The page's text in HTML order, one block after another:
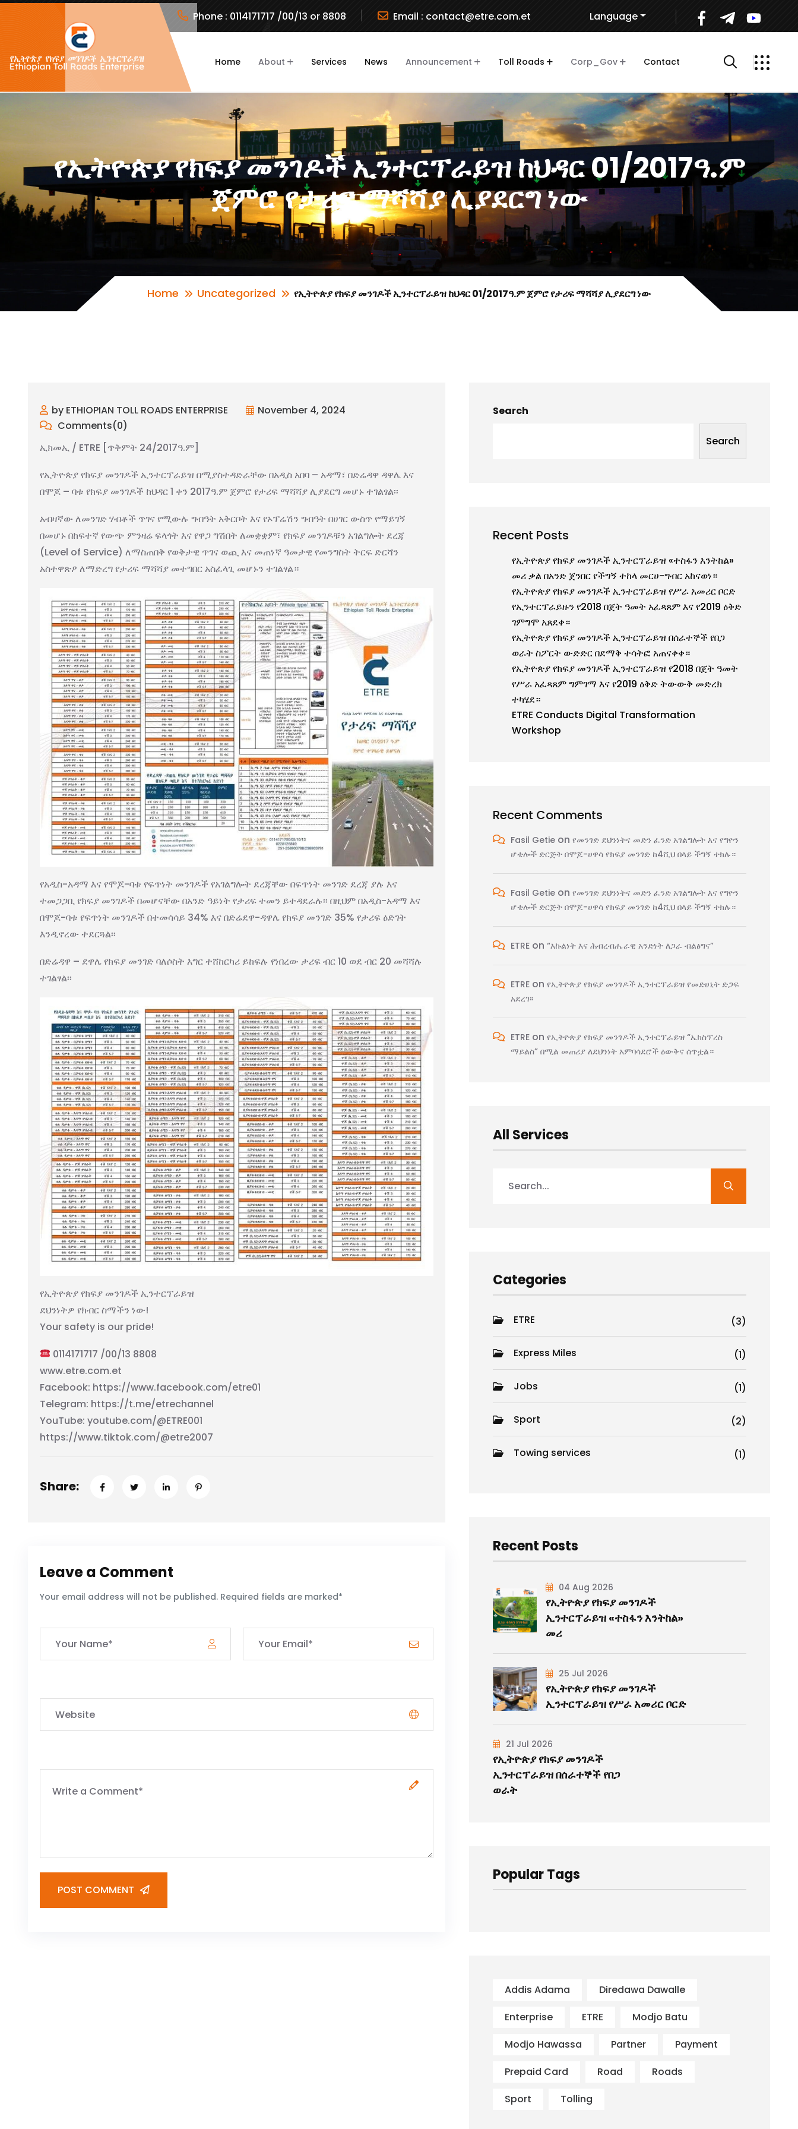
Phone : 0114171717 /00/13 or 8808 Email : contact@etre.com.et Language
Home About Services News Announcement Toll Roads Corp_Gov Contact
የኢትዮጵያ የክፍያ መንገዶች ኢንተርፕራይዝ ከህዳር 01/2017ዓ.ም
ጀምሮ የታሪፍ ማሻሻያ ሊያደርግ ነው
Home Uncategorized የኢትዮጵያ የክፍያ መንገዶች ኢንተርፕራይዝ ከህዳር 01/2017ዓ.ም ጀምሮ የታሪፍ ማሻሻያ ሊያደርግ ነው
by ETHIOPIAN TOLL ROADS ENTERPRISE
November 4, 2024
Comments(0)
ኢክመኢ / ETRE [ጥቅምት 24/2017ዓ.ም]
የኢትዮጵያ የክፍያ መንገዶች ኢንተርፕራይዝ በሚያስተዳድራቸው በአዲስ አበባ – አዳማ፣ በድሬዳዋ ዳዋሌ እና
በሞጆ – ባቱ የክፍያ መንገዶች ከህዳር 1 ቀን 2017ዓ.ም ጀምሮ የታሪፍ ማሻሻያ ሊያደርግ መሆኑ ተገልፃል፡፡
አብዛኛው ለመንገድ ሃብቶች ጥገና የሚውሉ ግብዓት አቅርቦት እና የኦፕሬሽን ግብዓት በሀገር ውስጥ የማይገኝ
በመሆኑ በከፍተኛ የውጭ ምንዛሬ ፍላጎት እና የዋጋ ግሽበት ለመቋቋም፣ የክፍያ መንገዶቹን አገልግሎት ደረጃ
(Level of Service) ለማስጠበቅ የወቅታዊ ጥገና ወጪ እና መጠነኛ ዓመታዊ የመንግስት ትርፍ ድርሻን
አስተዋጽዖ ለማድረግ የታሪፍ ማሻሻያ መተግበር አስፈላጊ መሆኑን ተገልፃል።
የአዲስ-አዳማ እና የሞጆ-ባቱ የፍጥነት መንገዶች የአገልግሎት ደረጃቸው በፍጥነት መንገድ ደረጃ ያሉ እና
ተመጋጋቢ የክፍያ መንገዶች በመሆናቸው በአንድ ዓይነት የታሪፍ ተመን ይተዳደራሉ፡፡ በዚህም በአዲስ-አዳማ እና
በሞጆ-ባቱ የፍጥነት መንገዶች በተመሳሳይ 34% እና በድሬደዋ-ዳዋሌ የክፍያ መንገድ 35% የታሪፍ ዕድገት
እንዲኖረው ተደርጓል፡፡
በድሬዳዋ – ደዋሌ የክፍያ መንገድ ባለሶስት እግር ተሸከርካሪ ይከፍሉ የነበረው ታሪፍ ብር 10 ወደ ብር 20 መሻሻሉ
ተገልፃል፡፡
የኢትዮጵያ የክፍያ መንገዶች ኢንተርፕራይዝ
ደህንነትዎ የክብር ስማችን ነው!
Your safety is our pride!
0114171717 /00/13 8808
www.etre.com.et
Facebook: https://www.facebook.com/etre01
Telegram: https://t.me/etrechannel
YouTube: youtube.com/@ETRE001
https://www.tiktok.com/@etre2007
Share:
Leave a Comment
Your email address will not be published. Required fields are marked*
POST COMMENT
Search
Search
Recent Posts
የኢትዮጵያ የክፍያ መንገዶች ኢንተርፕራይዝ «ተስፋን እንትከል»
መሪ ቃል በአንድ ጀንበር የችግኝ ተከላ መርሀ-ግብር አከናወነ።
የኢትዮጵያ የክፍያ መንገዶች ኢንተርፕራይዝ የሥራ አመሪር ቦርድ
የኢንተርፕራይዙን የ2018 በጀት ዓመት አፈጻጸም እና የ2019 ዕቅድ
ገምግሞ አጸደቀ።
የኢትዮጵያ የክፍያ መንገዶች ኢንተርፕራይዝ በሰራተኞች የበጋ
ወራት ስፖርት ውድድር በደማቅ ተሳትፎ አጠናቀቀ።
የኢትዮጵያ የክፍያ መንገዶች ኢንተርፕራይዝ የ2018 በጀት ዓመት
የሥራ አፈጻጸም ግምገማ እና የ2019 ዕቅድ ትውውቅ መድረክ
ተካሄደ።
ETRE Conducts Digital Transformation
Workshop
Recent Comments
Fasil Getie onየመንገድ ደህንነትና መድን ፈንድ አገልግሎት እና የግዮን
ሆቴሎች ድርጅት በሞጆ-ሀዋሳ የክፍያ መንገድ ከ4ሺህ በላይ ችግኝ ተክሉ።
Fasil Getie onየመንገድ ደህንነትና መድን ፈንድ አገልግሎት እና የግዮን
ሆቴሎች ድርጅት በሞጆ-ሀዋሳ የክፍያ መንገድ ከ4ሺህ በላይ ችግኝ ተክሉ።
ETRE on“እኩልነት እና ሕብረብሔራዊ አንድነት ለጋራ ብልፅግና”
ETRE onየኢትዮጵያ የክፍያ መንገዶች ኢንተርፕራይዝ የመድሀኒት ድጋፍ
አደረገ፡፡
ETRE onየኢትዮጵያ የክፍያ መንገዶች ኢንተርፕራይዝ “ኤክስፕረስ
ማይልስ” በሚል መጠሪያ ለደህንነት አምባሳደሮች ዕውቅና ሰጥቷል።
All Services
Categories
ETRE (3)
Express Miles (1)
Jobs (1)
Sport (2)
Towing services (1)
Recent Posts
04 Aug 2026
የኢትዮጵያ የክፍያ መንገዶች
ኢንተርፕራይዝ «ተስፋን እንትከል»
መሪ
25 Jul 2026
የኢትዮጵያ የክፍያ መንገዶች
ኢንተርፕራይዝ የሥራ አመሪር ቦርድ
21 Jul 2026
የኢትዮጵያ የክፍያ መንገዶች
ኢንተርፕራይዝ በሰራተኞች የበጋ
ወራት
Popular Tags
Addis Adama
Diredawa Dawalle
Enterprise
ETRE
Modjo Batu
Modjo Hawassa
Partner
Payment
Prepaid Card
Road
Roads
Sport
Tolling